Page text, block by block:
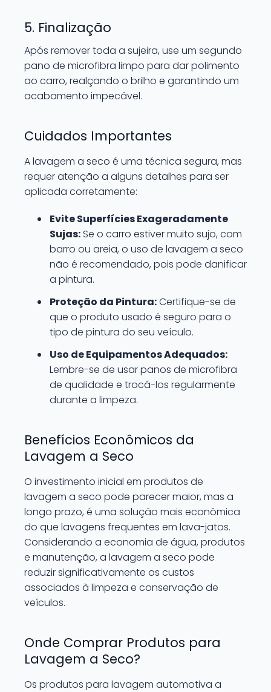
5. Finalização
Após remover toda a sujeira, use um segundo
pano de microfibra limpo para dar polimento
ao carro, realçando o brilho e garantindo um
acabamento impecável.
Cuidados Importantes
A lavagem a seco é uma técnica segura, mas
requer atenção a alguns detalhes para ser
aplicada corretamente:
Evite Superfícies Exageradamente
Sujas: Se o carro estiver muito sujo, com
barro ou areia, o uso de lavagem a seco
não é recomendado, pois pode danificar
a pintura.
Proteção da Pintura:Certifique-se de
que o produto usado é seguro para o
tipo de pintura do seu veículo.
Uso de Equipamentos Adequados:
Lembre-se de usar panos de microfibra
de qualidade e trocá-los regularmente
durante a limpeza.
Benefícios Econômicos da
Lavagem a Seco
O investimento inicial em produtos de
lavagem a seco pode parecer maior, mas a
longo prazo, é uma solução mais econômica
do que lavagens frequentes em lava-jatos.
Considerando a economia de água, produtos
e manutenção, a lavagem a seco pode
reduzir significativamente os custos
associados à limpeza e conservação de
veículos.
Onde Comprar Produtos para
Lavagem a Seco?
Os produtos para lavagem automotiva a